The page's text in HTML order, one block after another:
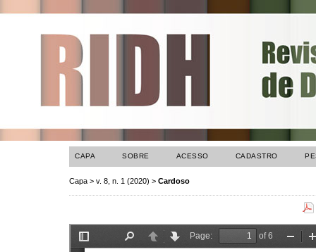
CAPA SOBRE ACESSO CADASTRO
Capa > v. 8, n. 1 (2020) > Cardoso